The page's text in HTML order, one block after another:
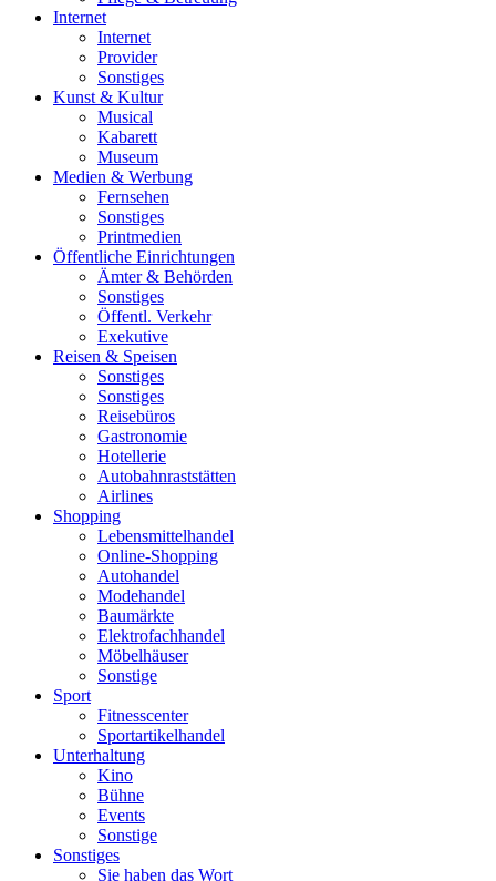
Internet
Internet
Provider
Sonstiges
Kunst & Kultur
Musical
Kabarett
Museum
Medien & Werbung
Fernsehen
Sonstiges
Printmedien
Öffentliche Einrichtungen
Ämter & Behörden
Sonstiges
Öffentl. Verkehr
Exekutive
Reisen & Speisen
Sonstiges
Sonstiges
Reisebüros
Gastronomie
Hotellerie
Autobahnraststätten
Airlines
Shopping
Lebensmittelhandel
Online-Shopping
Autohandel
Modehandel
Baumärkte
Elektrofachhandel
Möbelhäuser
Sonstige
Sport
Fitnesscenter
Sportartikelhandel
Unterhaltung
Kino
Bühne
Events
Sonstige
Sonstiges
Sie haben das Wort